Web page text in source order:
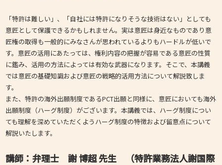
「特許は難しい」、「自社には特許になりそうな技術はない」としても
意匠として保護できるかもしれません。実は意匠は身近なものであり意
匠権の取得も一般的にみなさんが思われているよりもハードルが低いで
す。意匠の活用にあたっては、権利内容の把握が容易である意匠の性質
に鑑み、活用の方法によっては有効な武器になります。そこで、本講義
では意匠の基礎知識および意匠の戦略的活用方法について解説致しま
す。
また、特許の海外出願制度であるPCT出願と同様に、意匠においても海外
出願制度（ハーグ制度）がございます。本講義では、ハーグ制度につい
ても理解を深めていただくようハーグ制度の特徴および留意点について
解説いたします。
講師：弁理士 謝 博超 先生 （特許業務法人謝国際